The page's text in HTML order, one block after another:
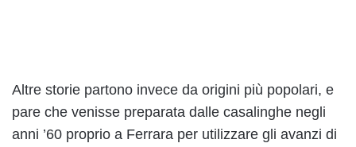
Altre storie partono invece da origini più popolari, e
pare che venisse preparata dalle casalinghe negli
anni ’60 proprio a Ferrara per utilizzare gli avanzi di